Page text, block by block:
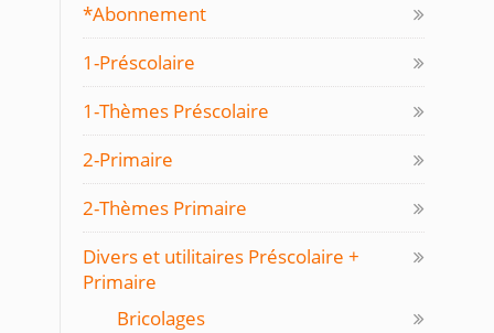
*Abonnement
1-Préscolaire
1-Thèmes Préscolaire
2-Primaire
2-Thèmes Primaire
Divers et utilitaires Préscolaire +
Primaire
Bricolages